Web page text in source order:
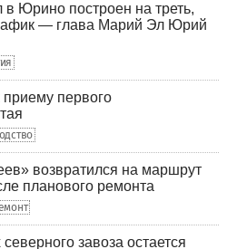
в Юрино построен на треть,
— глава Марий Эл Юрий
приему первого
возвратился на маршрут
планового ремонта
завоза остается